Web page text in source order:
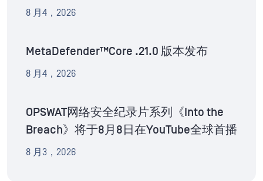
8 月4，2026
MetaDefender™Core .21.0 版本发布
8 月4，2026
OPSWAT网络安全纪录片系列《Into the
Breach》将于8月8日在YouTube全球首播
8 月3，2026